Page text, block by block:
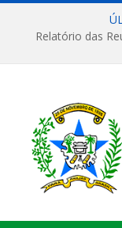
Relatório das